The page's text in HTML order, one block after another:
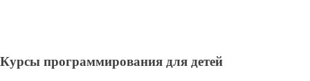
Курсы программирования для детей